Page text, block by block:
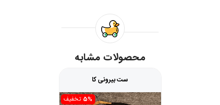
محصولات مشابه
ست بیرونی کا
5% تخفیف